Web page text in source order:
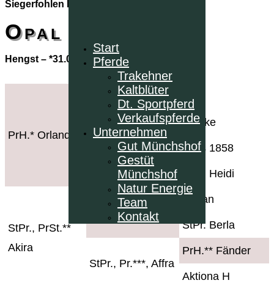
Start
Pferde
Trakehner
Kaltblüter
Dt. Sportpferd
Verkaufspferde
Unternehmen
Gut Münchshof
Gestüt
Münchshof
Natur Energie
Team
Kontakt
Siegerfohlen Fohlenchampionat
Opal
Hengst – *31.03.2019 – Braunstichel
PrH.* Orlando
Orloff
Ofus
Ulricke
StPr. Hella
Elias 1858
StPr. Heidi
StPr., PrSt.**
Akira
PrH.** Achat
Adrian
StPr. Berla
StPr., Pr.***, Affra
PrH.** Fänder
Aktiona H